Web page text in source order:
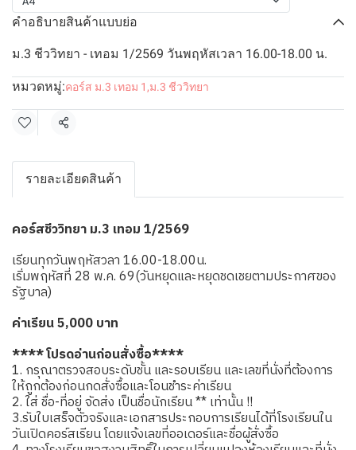
คำอธิบายสินค้าแบบย่อ
ม.3 ชีววิทยา - เทอม 1/2569 วันพฤหัสเวลา 16.00-18.00 น.
หมวดหมู่:คอร์ส ม.3 เทอม 1 ,ม.3 ชีววิทยา
แชร์
รายละเอียดสินค้า
คอร์สชีววิทยา ม.3 เทอม 1/2569
เรียนทุกวันพฤหัสวลา 16.00-18.00น.
เริ่มพฤหัสที่ 28 พ.ค. 69(วันหยุดและหยุดชดเชยตามประกาศของ
รัฐบาล)
ค่าเรียน 5,000 บาท
**** โปรดอ่านก่อนสั่งซื้อ****
1. กรุณาตรวจสอบระดับชั้น และรอบเรียน และเลขที่นั่งที่ต้องการ
ให้ถูกต้องก่อนกดสั่งซื้อและโอนชำระค่าเรียน
2. ใส่ ชื่อ-ที่อยู่ จัดส่ง เป็นชื่อนักเรียน ** เท่านั้น !!
3.รับใบเสร็จตัวจริงและเอกสารประกอบการเรียนได้ที่โรงเรียนใน
วันเปิดคอร์สเรียน โดยแจ้งเลขที่ออเดอร์และชื่อผู้สั่งซื้อ